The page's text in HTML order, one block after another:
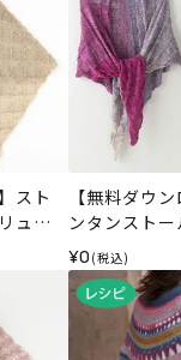
スト
ュス
【無料ダウ
ンタンストー
¥0 (税込)